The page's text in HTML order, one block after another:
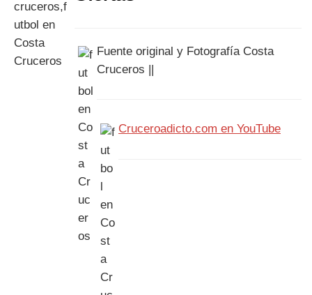
Fuente original y Fotografía Costa
Cruceros ||
Cruceroadicto.com en YouTube